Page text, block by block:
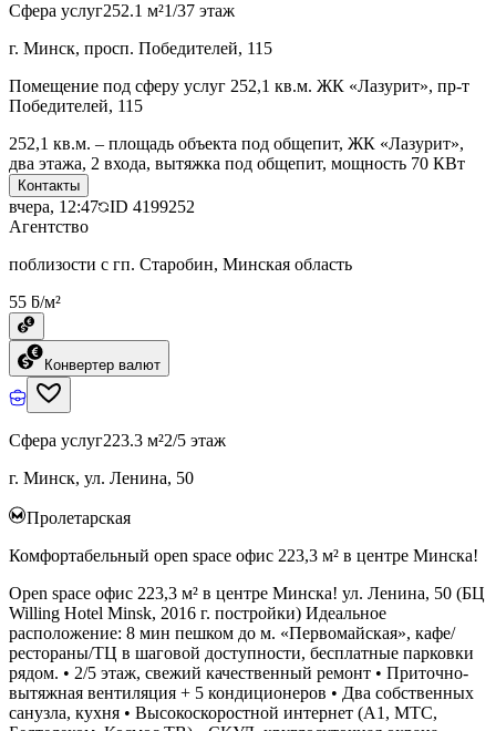
Сфера услуг252.1 м²1/37 этаж
г. Минск, просп. Победителей, 115
Помещение под сферу услуг 252,1 кв.м. ЖК «Лазурит», пр-т
Победителей, 115
252,1 кв.м. – площадь объекта под общепит, ЖК «Лазурит»,
два этажа, 2 входа, вытяжка под общепит, мощность 70 КВт
Контакты
вчера, 12:47 ID 4199252
Агентство
поблизости с гп. Старобин, Минская область
55 ƃ/м²
Конвертер валют
Сфера услуг223.3 м²2/5 этаж
г. Минск, ул. Ленина, 50
Пролетарская
Комфортабельный open space офис 223,3 м² в центре Минска!
Open space офис 223,3 м² в центре Минска! ул. Ленина, 50 (БЦ
Willing Hotel Minsk, 2016 г. постройки) Идеальное
расположение: 8 мин пешком до м. «Первомайская», кафе/
рестораны/ТЦ в шаговой доступности, бесплатные парковки
рядом. • 2/5 этаж, свежий качественный ремонт • Приточно-
вытяжная вентиляция + 5 кондиционеров • Два собственных
санузла, кухня • Высокоскоростной интернет (А1, МТС,